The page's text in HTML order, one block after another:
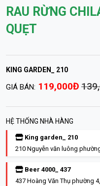
RAU RỪNG
QUẸT
KING GARDEN_ 210
GIÁ BÁN: 119,000Đ
HỆ THỐNG NHÀ HÀNG
King garden_ 210
210 Nguyễn văn luông
Beer 4000_ 437
437 Hoàng Văn Thụ phường